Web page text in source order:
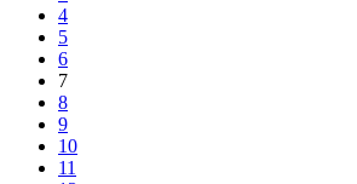
4
5
6
7
8
9
10
11